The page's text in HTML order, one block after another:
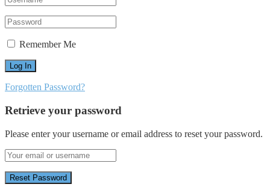
Remember Me
Forgotten Password?
Retrieve your password
Please enter your username or email address to reset your password.